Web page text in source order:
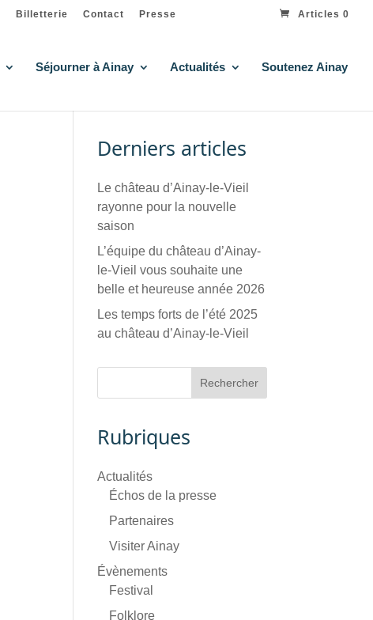
Billetterie Contact Presse Articles 0
Séjourner à Ainay Actualités Soutenez Ainay
Derniers articles
Le château d’Ainay-le-Vieil
rayonne pour la nouvelle
saison
L’équipe du château d’Ainay-
le-Vieil vous souhaite une
belle et heureuse année 2026
Les temps forts de l’été 2025
au château d’Ainay-le-Vieil
Rubriques
Actualités
Échos de la presse
Partenaires
Visiter Ainay
Évènements
Festival
Folklore